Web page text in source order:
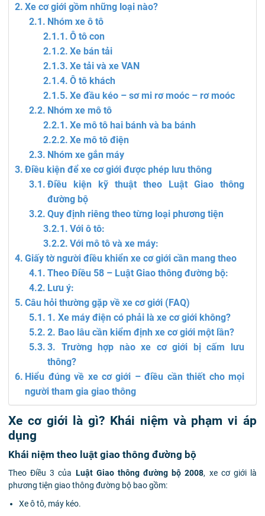
Xe cơ giới gồm những loại nào?
Nhóm xe ô tô
Ô tô con
Xe bán tải
Xe tải và xe VAN
Ô tô khách
Xe đầu kéo – sơ mi rơ moóc – rơ moóc
Nhóm xe mô tô
Xe mô tô hai bánh và ba bánh
Xe mô tô điện
Nhóm xe gắn máy
Điều kiện để xe cơ giới được phép lưu thông
Điều kiện kỹ thuật theo Luật Giao thông
đường bộ
Quy định riêng theo từng loại phương tiện
Với ô tô:
Với mô tô và xe máy:
Giấy tờ người điều khiển xe cơ giới cần mang theo
Theo Điều 58 – Luật Giao thông đường bộ:
Lưu ý:
Câu hỏi thường gặp về xe cơ giới (FAQ)
1. Xe máy điện có phải là xe cơ giới không?
2. Bao lâu cần kiểm định xe cơ giới một lần?
3. Trường hợp nào xe cơ giới bị cấm lưu
thông?
Hiểu đúng về xe cơ giới – điều cần thiết cho mọi
người tham gia giao thông
Xe cơ giới là gì? Khái niệm và phạm vi áp
dụng
Khái niệm theo luật giao thông đường bộ
Theo Điều 3 của Luật Giao thông đường bộ 2008, xe cơ giới là
phương tiện giao thông đường bộ bao gồm:
Xe ô tô, máy kéo.